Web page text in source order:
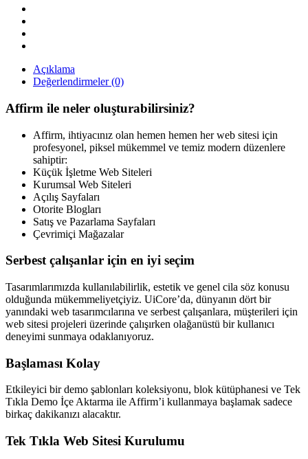
Dijital
Ajans
Teması
quantity
Açıklama
Değerlendirmeler (0)
Affirm ile neler oluşturabilirsiniz?
Affirm, ihtiyacınız olan hemen hemen her web sitesi için
profesyonel, piksel mükemmel ve temiz modern düzenlere
sahiptir:
Küçük İşletme Web Siteleri
Kurumsal Web Siteleri
Açılış Sayfaları
Otorite Blogları
Satış ve Pazarlama Sayfaları
Çevrimiçi Mağazalar
Serbest çalışanlar için en iyi seçim
Tasarımlarımızda kullanılabilirlik, estetik ve genel cila söz konusu
olduğunda mükemmeliyetçiyiz. UiCore’da, dünyanın dört bir
yanındaki web tasarımcılarına ve serbest çalışanlara, müşterileri için
web sitesi projeleri üzerinde çalışırken olağanüstü bir kullanıcı
deneyimi sunmaya odaklanıyoruz.
Başlaması Kolay
Etkileyici bir demo şablonları koleksiyonu, blok kütüphanesi ve Tek
Tıkla Demo İçe Aktarma ile Affirm’i kullanmaya başlamak sadece
birkaç dakikanızı alacaktır.
Tek Tıkla Web Sitesi Kurulumu